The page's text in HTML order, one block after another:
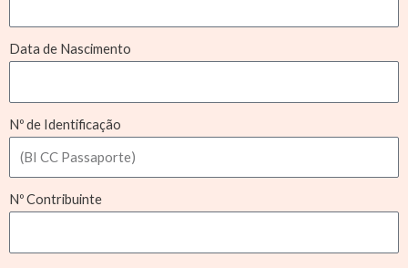
Data de Nascimento
Nº de Identificação
Nº Contribuinte